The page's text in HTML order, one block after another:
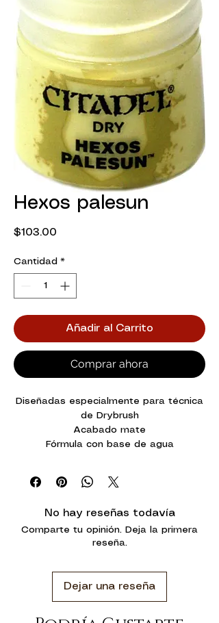
Hexos palesun
$103.00
Cantidad *
Añadir al Carrito
Comprar ahora
Diseñadas especialmente para técnica
de Drybrush
Acabado mate
Fórmula con base de agua
No hay reseñas todavía
Comparte tu opinión. Deja la primera
reseña.
Dejar una reseña